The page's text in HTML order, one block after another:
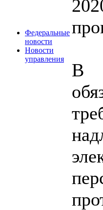
Федеральные
новости
Новости
управления
В